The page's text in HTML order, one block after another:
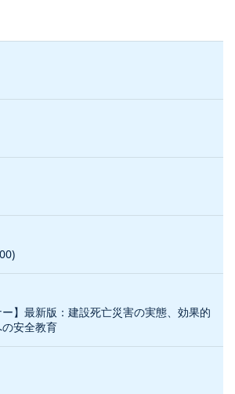
ー】最新版：建設死亡災害の実態、効果的
安全教育